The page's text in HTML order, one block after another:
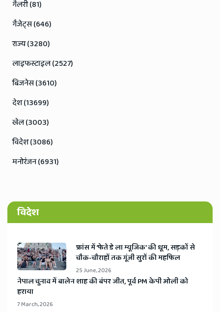
गैलरी (81)
गैजेट्स (646)
राज्य (3280)
लाइफस्टाइल (2527)
बिजनेस (3610)
देश (13699)
खेल (3003)
विदेश (3086)
मनोरंजन (6931)
विदेश
​फ्रांस में ‘फेते डे ला म्यूजिक’ की धूम, सड़कों से
चौक-चौराहों तक गूंजी सुरों की महफिल
25 June, 2026
​नेपाल चुनाव में बालेन शाह की बंपर जीत, पूर्व PM केपी ओली को
हराया
7 March, 2026